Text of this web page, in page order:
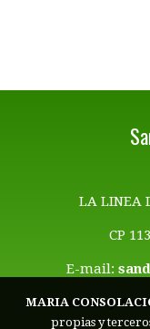
LA LINEA
CP
E-mail:
Términos y
MARIA
propias y